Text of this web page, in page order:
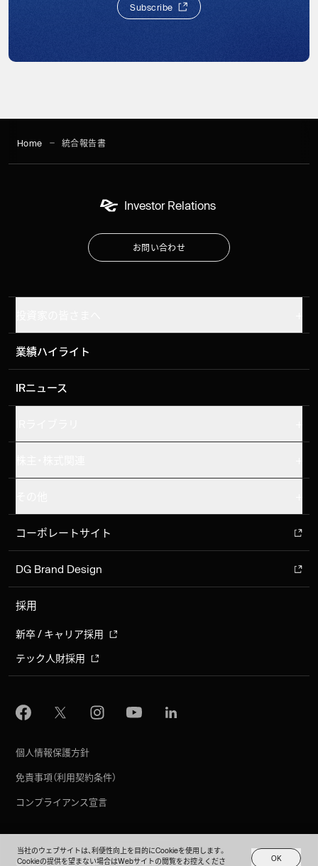
Subscribe
Subscribe
Home 統合報告書
Investor Relations
お問 い合わせ
業績ハイライト
業績ハイライト
IRニュース
IRニュース
コーポレートサイト
DG Brand Design
採用
新卒 / キャリア採用
テック人財採用
個人情報保護方針
免責事項（利用契約条件）
コンプライアンス宣言
©︎ 1995 - 2026 Digital Garage, Inc. All Rights Reserved.
当社のウェブサイトは、利便性向上を目的にCookieを使用します。
Cookieの提供を望まない場合はWebサイトの閲覧をお控えくださ
OK